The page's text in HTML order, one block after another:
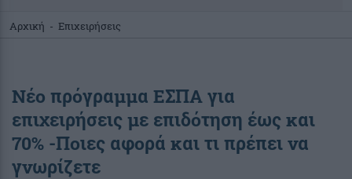
Αρχική - Επιχειρήσεις
Νέο πρόγραμμα ΕΣΠΑ για
επιχειρήσεις με επιδότηση έως και
70% -Ποιες αφορά και τι πρέπει να
γνωρίζετε